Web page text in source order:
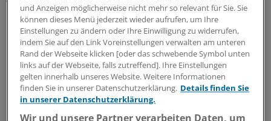
Weitere Beschlüsse stehen an
Der neue sektorenverbindende Versorgungsbereich
habe eine "zwar steigende, aber wegen der kurzen Zeit
in der Versorgungspraxis und der noch auf wenige
Krankheiten beschränkten Konkretisierungen noch
begrenzte Versorgungsrelevanz", heißt es seitens der
Regierung. Fünf Jahre nach dem Start müssen KBV, GKV-
Spitzenverband und die Deutsche
und Anzeigen möglicherweise nicht mehr so relevant für Sie. Sie
können dieses Menü jederzeit wieder aufrufen, um Ihre
Einstellungen zu ändern oder Ihre Einwilligung zu widerrufen,
indem Sie auf den Link Voreinstellungen verwalten am unteren
Rand der Webseite klicken [oder das schwebende Symbol unten
links auf der Webseite, falls zutreffend]. Ihre Einstellungen
gelten innerhalb unseres Website. Weitere Informationen
finden Sie in unserer Datenschutzerklärung. Details finden Sie
in unserer Datenschutzerklärung.
Wir und unsere Partner verarbeiten Daten, um